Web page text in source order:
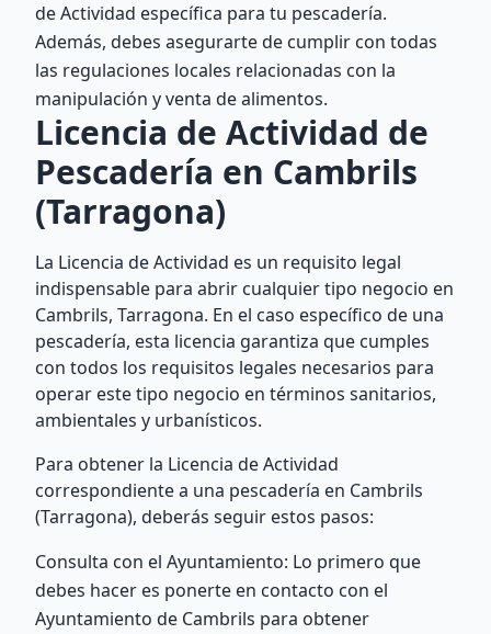
de Actividad específica para tu pescadería.
Además, debes asegurarte de cumplir con todas
las regulaciones locales relacionadas con la
manipulación y venta de alimentos.
Licencia de Actividad de
Pescadería en Cambrils
(Tarragona)
La Licencia de Actividad es un requisito legal
indispensable para abrir cualquier tipo negocio en
Cambrils, Tarragona. En el caso específico de una
pescadería, esta licencia garantiza que cumples
con todos los requisitos legales necesarios para
operar este tipo negocio en términos sanitarios,
ambientales y urbanísticos.
Para obtener la Licencia de Actividad
correspondiente a una pescadería en Cambrils
(Tarragona), deberás seguir estos pasos:
Consulta con el Ayuntamiento: Lo primero que
debes hacer es ponerte en contacto con el
Ayuntamiento de Cambrils para obtener